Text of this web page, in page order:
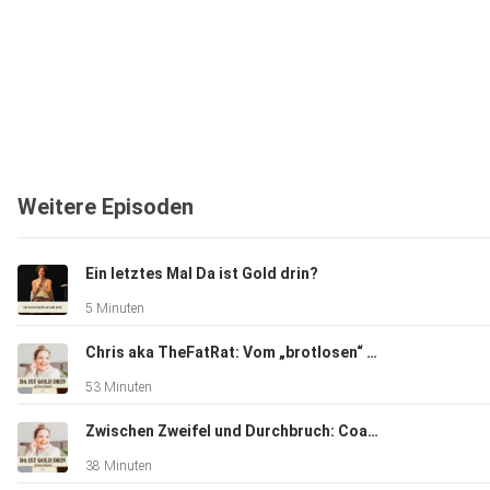
Weitere Episoden
Ein letztes Mal Da ist Gold drin?
5 Minuten
Chris aka TheFatRat: Vom „brotlosen“ Künstler zum Millionenerfolg - Über Mut, Visionen & wie man leise Rebellion zur Leb
53 Minuten
Zwischen Zweifel und Durchbruch: Coaching-Haltung, klare Strukturen & der Weg zur neuen Positionierung
38 Minuten